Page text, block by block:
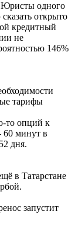
Юристы одного
открыто
кредитный
не
146%
тарифы
то опций к
60 минут в
дня.
в Татарстане
запустит